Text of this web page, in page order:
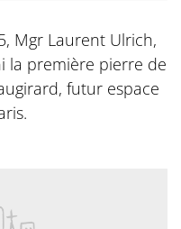
Mgr Laurent Ulrich,
la première pierre de
futur espace